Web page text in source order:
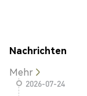
Nachrichten
Mehr
2026-07-24